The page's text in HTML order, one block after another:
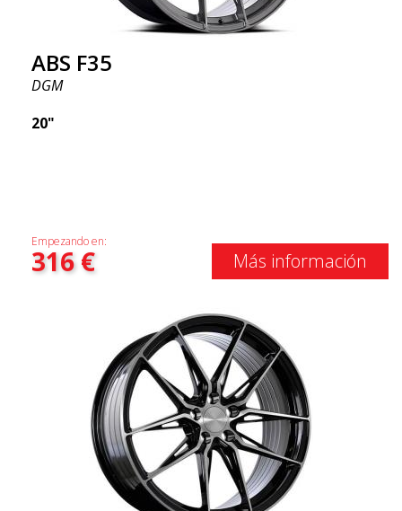
ABS F35
DGM
20"
Empezando en:
316€ Más información